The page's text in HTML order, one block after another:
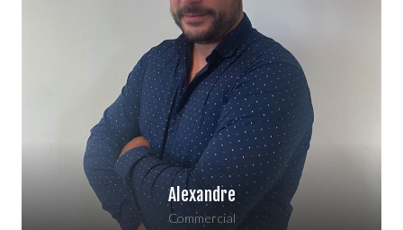
Secteur Nord
06 32 64 08 77
Alexandre
Commercial